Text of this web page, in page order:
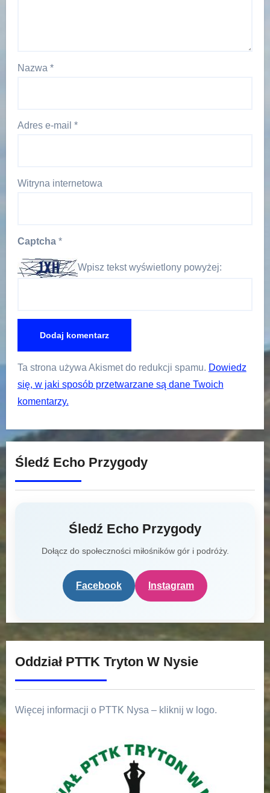
Nazwa *
Adres e-mail *
Witryna internetowa
Captcha *
Wpisz tekst wyświetlony powyżej:
Ta strona używa Akismet do redukcji spamu. Dowiedz
się, w jaki sposób przetwarzane są dane Twoich
komentarzy.
Śledź Echo Przygody
Śledź Echo Przygody
Dołącz do społeczności miłośników gór i podróży.
Facebook Instagram
Oddział PTTK Tryton W Nysie
Więcej informacji o PTTK Nysa – kliknij w logo.